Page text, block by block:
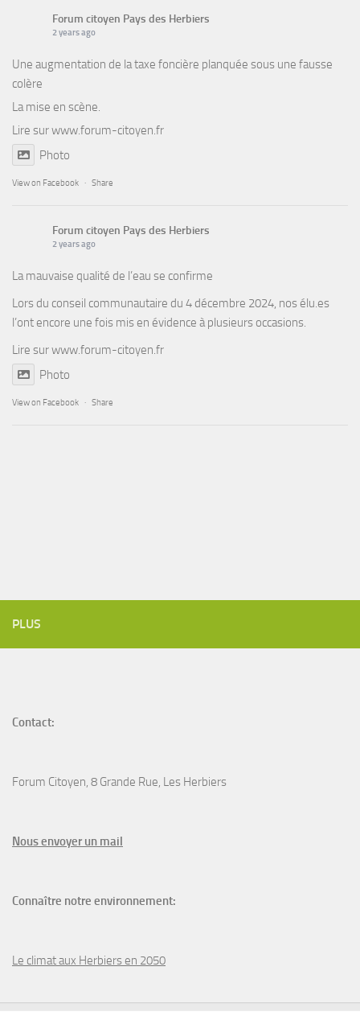
Forum citoyen Pays des Herbiers
2 years ago
Une augmentation de la taxe foncière planquée sous une fausse
colère
La mise en scène.
Lire surwww.forum-citoyen.fr
Photo
View on Facebook · Share
Forum citoyen Pays des Herbiers
2 years ago
La mauvaise qualité de l’eau se confirme
Lors du conseil communautaire du 4 décembre 2024, nos élu.es
l’ont encore une fois mis en évidence à plusieurs occasions.
Lire surwww.forum-citoyen.fr
Photo
View on Facebook · Share
PLUS
Contact:
Forum Citoyen, 8 Grande Rue, Les Herbiers
Nous envoyer un mail
Connaître notre environnement:
Le climat aux Herbiers en 2050